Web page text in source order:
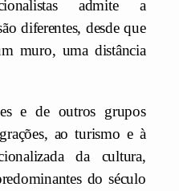
admite a
diferentes, desde que
muro, uma distância
e de outros grupos
ao turismo e à
da cultura,
do século